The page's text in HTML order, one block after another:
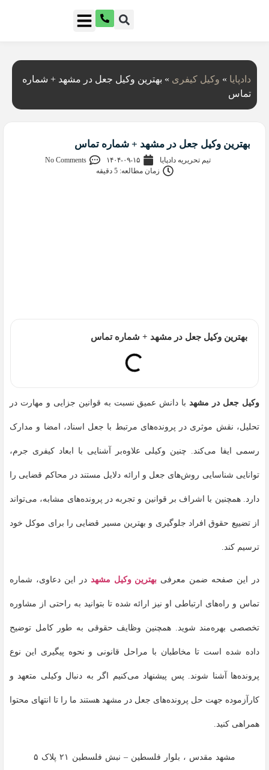
دادپایا » وکیل کیفری » بهترین وکیل جعل در مشهد + شماره
تماس
بهترین وکیل جعل در مشهد + شماره تماس
تیم تحریریه دادپایا ۱۴۰۴-۰۹-۱۵
No Comments
زمان مطالعه: 5 دقیقه
بهترین وکیل جعل در مشهد + شماره تماس
وکیل جعل در مشهدبا دانش عمیق نسبت به قوانین جزایی و مهارت در
تحلیل، نقش موثری در پرونده‌های مرتبط با جعل اسناد، امضا و مدارک
رسمی ایفا می‌کند. چنین وکیلی علاوه‌بر آشنایی با ابعاد کیفری جرم،
توانایی شناسایی روش‌های جعل و ارائه دلایل مستند در محاکم قضایی را
دارد. همچنین با اشراف بر قوانین و تجربه در پرونده‌های مشابه، می‌تواند
از تضییع حقوق افراد جلوگیری و بهترین مسیر قضایی را برای موکل خود
ترسیم کند.
در این صفحه ضمن معرفی بهترین وکیل مشهد در این دعاوی، شماره
تماس و راه‌های ارتباطی او نیز ارائه شده تا بتوانید به‌ راحتی از مشاوره
تخصصی بهره‌مند شوید. همچنین وظایف حقوقی به ‌طور کامل توضیح
داده شده است تا مخاطبان با مراحل قانونی و نحوه پیگیری این نوع
پرونده‌ها آشنا شوند. پس پیشنهاد می‌کنیم اگر به دنبال وکیلی متعهد و
کارآزموده جهت حل پرونده‌های جعل در مشهد هستند ما را تا انتهای محتوا
همراهی کنید.
مشهد مقدس ، بلوار فلسطین – نبش فلسطین ۲۱ پلاک ۵